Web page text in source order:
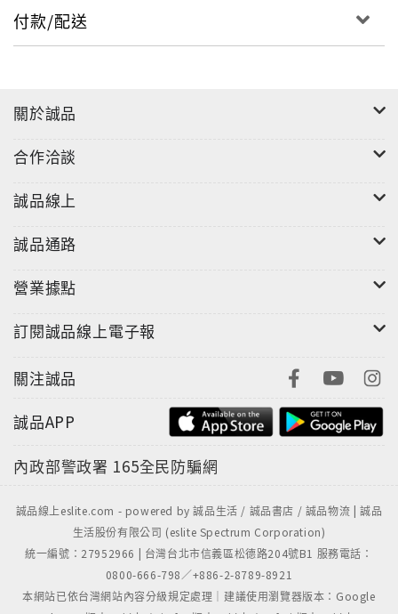
付款/配送
關於誠品
合作洽談
誠品線上
誠品通路
營業據點
訂閱誠品線上電子報
關注誠品
誠品APP
內政部警政署 165全民防騙網
誠品線上eslite.com - powered by 誠品生活 / 誠品書店 / 誠品物流 | 誠品
生活股份有限公司 (eslite Spectrum Corporation)
統一編號：27952966 | 台灣台北市信義區松德路204號B1 服務電話：
0800-666-798／+886-2-8789-8921
本網站已依台灣網站內容分級規定處理｜建議使用瀏覽器版本：Google